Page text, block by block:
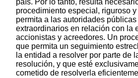
país. Por lo tanto, resulta
procedimiento especial, riguroso
permita a las autoridades
extraordinarios en relación con la
accionistas y acreedores. Un
que permita un seguimiento
la entidad a resolver por parte de
resolución, y que esté
cometido de resolverla